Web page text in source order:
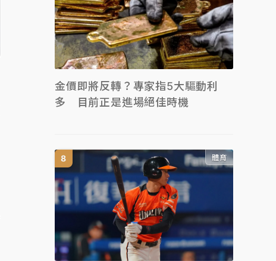
金價即將反轉？專家指5大驅動利
多 目前正是進場絕佳時機
體育